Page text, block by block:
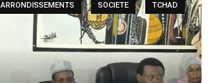
ARRONDISSEMENTS SOCIETE TCHAD